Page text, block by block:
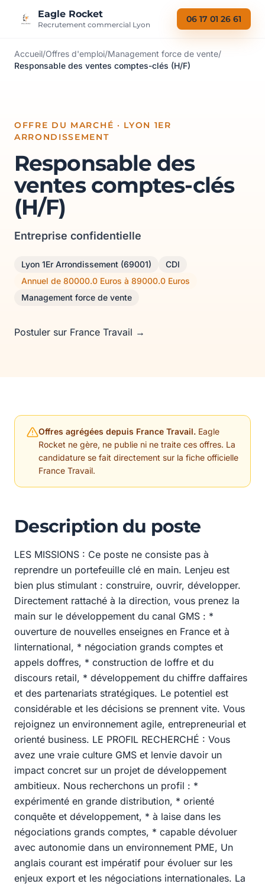
Eagle Rocket
Recrutement commercial Lyon
06 17 01 26 61
Accueil/Offres d'emploi/Management force de vente/
Responsable des ventes comptes-clés (H/F)
OFFRE DU MARCHÉ · LYON 1ER
ARRONDISSEMENT
Responsable des
ventes comptes-clés
(H/F)
Entreprise confidentielle
Lyon 1Er Arrondissement (69001)
CDI
Annuel de 80000.0 Euros à 89000.0 Euros
Management force de vente
Postuler sur France Travail →
Offres agrégées depuis France Travail. Eagle
Rocket ne gère, ne publie ni ne traite ces offres. La
candidature se fait directement sur la fiche officielle
France Travail.
Description du poste
LES MISSIONS : Ce poste ne consiste pas à
reprendre un portefeuille clé en main. Lenjeu est
bien plus stimulant : construire, ouvrir, développer.
Directement rattaché à la direction, vous prenez la
main sur le développement du canal GMS : *
ouverture de nouvelles enseignes en France et à
linternational, * négociation grands comptes et
appels doffres, * construction de loffre et du
discours retail, * développement du chiffre daffaires
et des partenariats stratégiques. Le potentiel est
considérable et les décisions se prennent vite. Vous
rejoignez un environnement agile, entrepreneurial et
orienté business. LE PROFIL RECHERCHÉ : Vous
avez une vraie culture GMS et lenvie davoir un
impact concret sur un projet de développement
ambitieux. Nous recherchons un profil : *
expérimenté en grande distribution, * orienté
conquête et développement, * à laise dans les
négociations grands comptes, * capable dévoluer
avec autonomie dans un environnement PME, Un
anglais courant est impératif pour évoluer sur les
enjeux export et les négociations internationales. La